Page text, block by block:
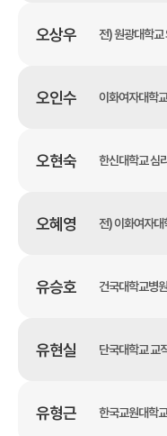
오상우 전) 원광대학교
오인수 이화여자대학
오현숙 한신대학교 심
오혜영 전) 이화여자대
유승호 건국대학교병
유현실 단국대학교 교
유형근 한국교원대학